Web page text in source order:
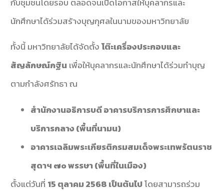
นักศึกษาได้ร่วมสร้างบุญกุศลในนามของมหาวิทยาลัย
ทั้งนี้ มหาวิทยาลัยได้จัดตั้งโต๊ะเครื่องประกอบและ
สัญลักษณ์กฐินเพื่อให้บุคลากรและนักศึกษาได้ร่วมทำบุญ
ตามกำลังศรัทธา ณ
สำนักงานอธิการบดี อาคารบริการการศึกษาและ
บริการกลาง (พื้นที่นามน)
อาคารเฉลิมพระเกียรติกรมสมเด็จพระเทพรัตนราช
สุดาฯ ๗๐ พรรษา (พื้นที่ในเมือง)
ตั้งแต่วันที่ 15 ตุลาคม 2568 เป็นต้นไปโดยสามารถร่วม